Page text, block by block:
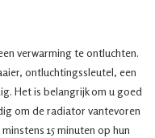
verwarming te ontluchten.
ontluchtingssleutel, een
Het is belangrijk om u goed
om de radiator vantevoren
15 minuten op hun